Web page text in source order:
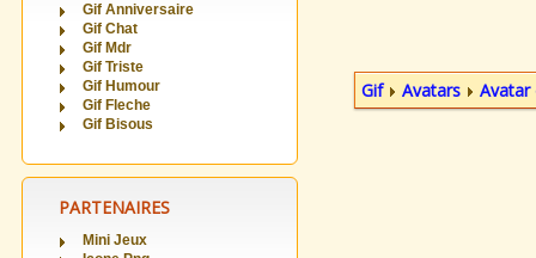
Gif Anniversaire
Gif Chat
Gif Mdr
Gif Triste
Gif Humour
Gif Fleche
Gif Bisous
PARTENAIRES
Mini Jeux
Gif Avatars Avatar